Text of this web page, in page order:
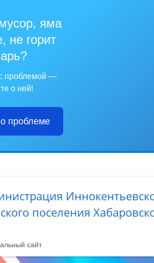
яма
не горит
проблемой —
о ней!
проблеме
поселения
сайт